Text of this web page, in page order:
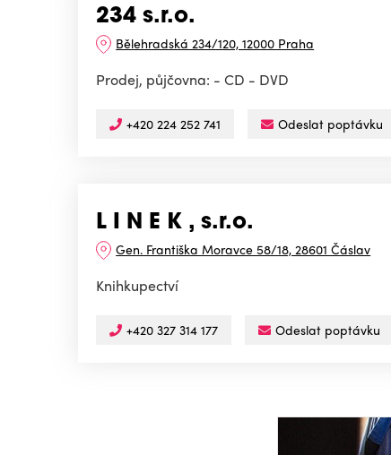
234 s.r.o.
Bělehradská 234/120, 12000 Praha
Prodej, půjčovna: - CD - DVD
+420 224 252 741 Odeslat poptávku
L I N E K , s.r.o.
Gen. Františka Moravce 58/18, 28601 Čáslav
Knihkupectví
+420 327 314 177 Odeslat poptávku